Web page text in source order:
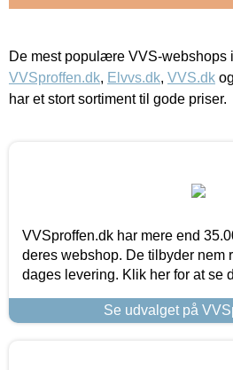
De mest populære VVS-webshops
VVSproffen.dk, Elvvs.dk, VVS.dk og
har et stort sortiment til gode priser.
VVSproffen.dk har mere end
deres webshop. De tilbyder nem
dages levering. Klik her for at se
Se udvalget på